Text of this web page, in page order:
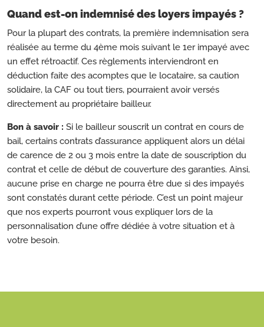
Quand est-on indemnisé des loyers impayés ?
Pour la plupart des contrats, la première indemnisation sera
réalisée au terme du 4ème mois suivant le 1er impayé avec
un effet rétroactif. Ces règlements interviendront en
déduction faite des acomptes que le locataire, sa caution
solidaire, la CAF ou tout tiers, pourraient avoir versés
directement au propriétaire bailleur.
Bon à savoir : Si le bailleur souscrit un contrat en cours de
bail, certains contrats d’assurance appliquent alors un délai
de carence de 2 ou 3 mois entre la date de souscription du
contrat et celle de début de couverture des garanties. Ainsi,
aucune prise en charge ne pourra être due si des impayés
sont constatés durant cette période. C’est un point majeur
que nos experts pourront vous expliquer lors de la
personnalisation d’une offre dédiée à votre situation et à
votre besoin.